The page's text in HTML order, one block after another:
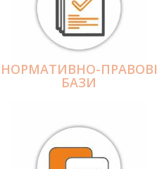
НОРМАТИВНО-ПРАВОВІ
БАЗИ